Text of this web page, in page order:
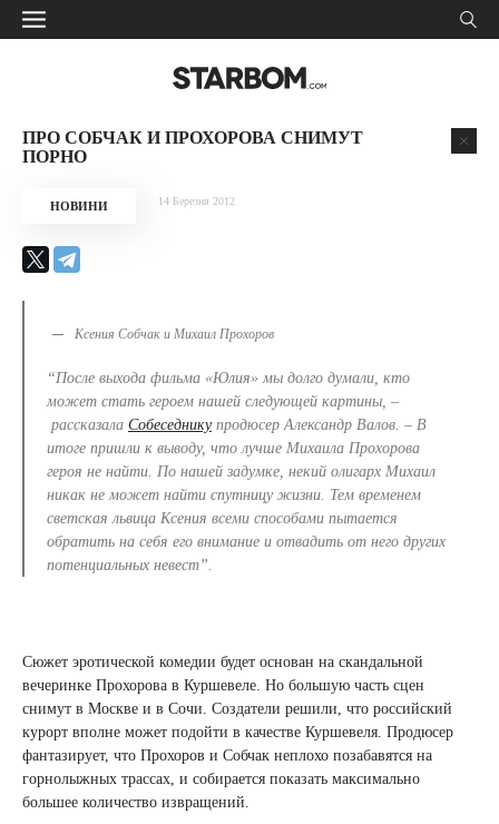
ПРО СОБЧАК И ПРОХОРОВА СНИМУТ
ПОРНО
НОВИНИ 14 Березня 2012
Ксения Собчак и Михаил Прохоров
“После выхода фильма «Юлия» мы долго думали, кто
может стать героем нашей следующей картины, –
рассказала Собеседникупродюсер Александр Валов. – В
итоге пришли к выводу, что лучше Михаила Прохорова
героя не найти. По нашей задумке, некий олигарх Михаил
никак не может найти спутницу жизни. Тем временем
светская львица Ксения всеми способами пытается
обратить на себя его внимание и отвадить от него других
потенциальных невест”.
Сюжет эротической комедии будет основан на скандальной
вечеринке Прохорова в Куршевеле. Но большую часть сцен
снимут в Москве и в Сочи. Создатели решили, что российский
курорт вполне может подойти в качестве Куршевеля. Продюсер
фантазирует, что Прохоров и Собчак неплохо позабавятся на
горнолыжных трассах, и собирается показать максимально
большее количество извращений.